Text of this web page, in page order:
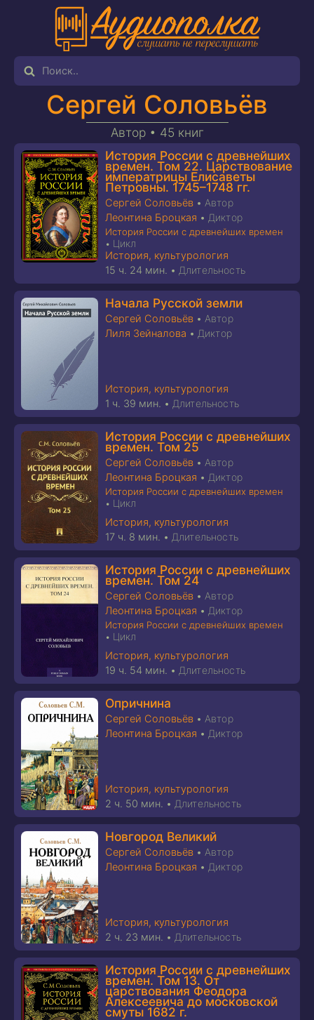
Сергей Соловьёв
Автор • 45 книг
История России с древнейших
времен. Том 22. Царствование
императрицы Елисаветы
Петровны. 1745–1748 гг.
Сергей Соловьёв • Автор
Леонтина Броцкая • Диктор
История России с древнейших времен
• Цикл
История, культурология
15 ч. 24 мин. • Длительность
Начала Русской земли
Сергей Соловьёв • Автор
Лиля Зейналова • Диктор
История, культурология
1 ч. 39 мин. • Длительность
История России с древнейших
времен. Том 25
Сергей Соловьёв • Автор
Леонтина Броцкая • Диктор
История России с древнейших времен
• Цикл
История, культурология
17 ч. 8 мин. • Длительность
История России с древнейших
времен. Том 24
Сергей Соловьёв • Автор
Леонтина Броцкая • Диктор
История России с древнейших времен
• Цикл
История, культурология
19 ч. 54 мин. • Длительность
Опричнина
Сергей Соловьёв • Автор
Леонтина Броцкая • Диктор
История, культурология
2 ч. 50 мин. • Длительность
Новгород Великий
Сергей Соловьёв • Автор
Леонтина Броцкая • Диктор
История, культурология
2 ч. 23 мин. • Длительность
История России с древнейших
времен. Том 13. От
царствования Феодора
Алексеевича до московской
смуты 1682 г.